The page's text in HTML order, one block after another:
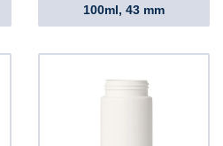
100ml, 43 mm